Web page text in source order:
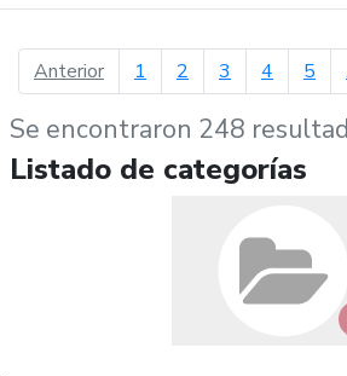
Anteriorpágina anterior
1 2 3 4 5
Se encontraron 248
Listado de categorías